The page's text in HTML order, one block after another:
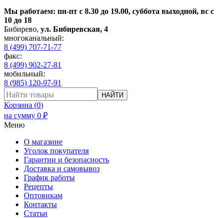
Мы работаем: пн-пт с 8.30 до 19.00, суббота выходной, вс с
10 до 18
Бибирево, ул. Бибиревская, 4
многоканальный:
8 (499) 707-71-77
факс:
8 (499) 902-27-81
мобильный:
8 (985) 120-97-91
НАЙТИ
Корзина (0)
на сумму 0 ₽
Меню
О магазине
Уголок покупателя
Гарантии и безопасность
Доставка и самовывоз
График работы
Рецепты
Оптовикам
Контакты
Статьи